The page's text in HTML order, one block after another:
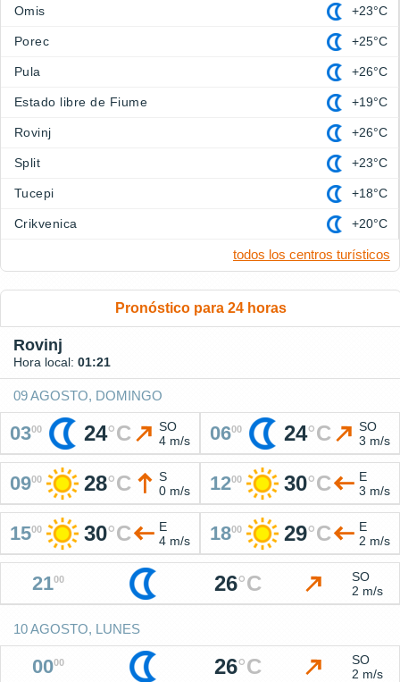
Omis +23°C
Porec +25°C
Pula +26°C
Estado libre de Fiume +19°C
Rovinj +26°C
Split +23°C
Tucepi +18°C
Crikvenica +20°C
todos los centros turísticos
Pronóstico para 24 horas
Rovinj
Hora local: 01:21
09 AGOSTO, DOMINGO
0300 24°C
SO
4 m/s
0600 24°C
SO
3 m/s
0900 28°C
S
0 m/s
1200 30°C
E
3 m/s
1500 30°C
E
4 m/s
1800 29°C
E
2 m/s
2100 26°C
SO
2 m/s
10 AGOSTO, LUNES
0000 26°C
SO
2 m/s